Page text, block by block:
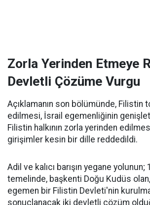
Zorla Yerinden Etmeye
Devletli Çözüme Vurgu
Açıklamanın son bölümünde, Filistin
edilmesi, İsrail egemenliğinin
Filistin halkının zorla yerinden
girişimler kesin bir dille reddedildi.
Adil ve kalıcı barışın yegane yolunun;
temelinde, başkenti Doğu Kudüs olan,
egemen bir Filistin Devleti'nin
sonuçlanacak iki devletli çözüm